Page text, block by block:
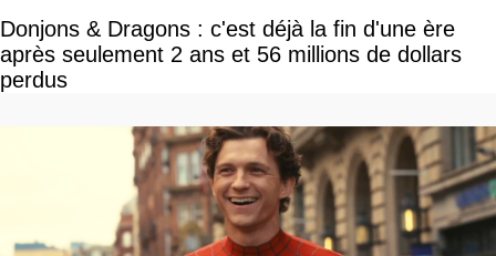
Donjons & Dragons : c'est déjà la fin d'une ère
après seulement 2 ans et 56 millions de dollars
perdus